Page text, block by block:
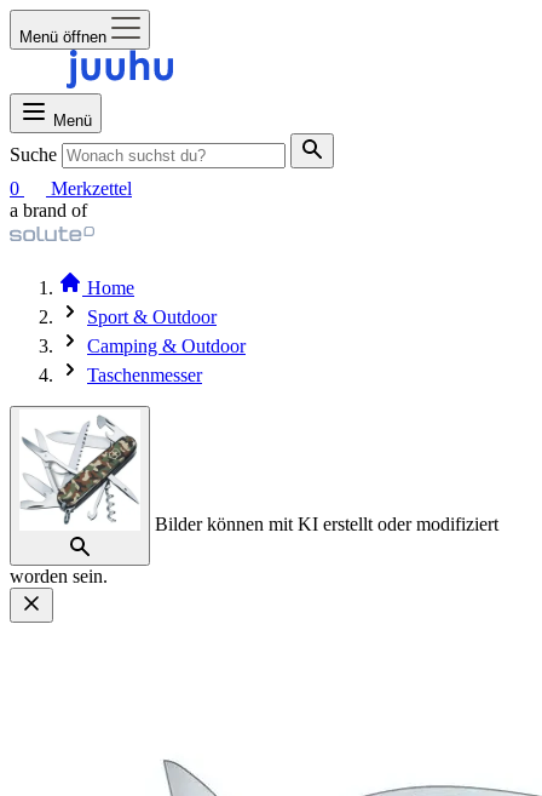
Menü öffnen
Menü
Suche
0
Merkzettel
a brand of
Home
Sport & Outdoor
Camping & Outdoor
Taschenmesser
Bilder können mit KI erstellt oder modifiziert
worden sein.